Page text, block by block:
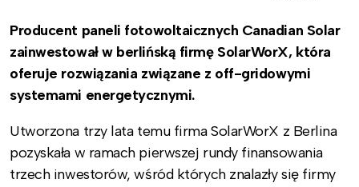
Producent paneli fotowoltaicznych Canadian Solar
zainwestował w berlińską firmę SolarWorX, która
oferuje rozwiązania związane z off-gridowymi
systemami energetycznymi.
Utworzona trzy lata temu firma SolarWorX z Berlina
pozyskała w ramach pierwszej rundy finansowania
trzech inwestorów, wśród których znalazły się firmy